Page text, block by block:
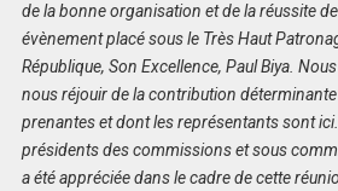
de la bonne organisation et de la réussite
évènement placé sous le Très Haut
République, Son Excellence, Paul Biya.
nous réjouir de la contribution
prenantes et dont les représentants sont
présidents des commissions et sous
a été appréciée dans le cadre de cette